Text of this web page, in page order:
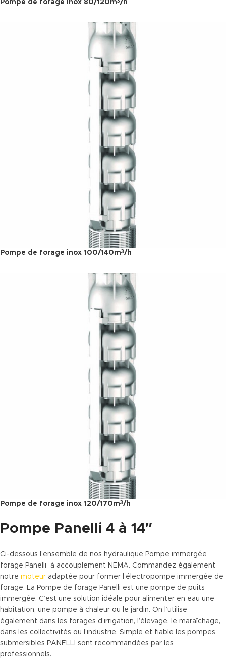
Pompe de forage inox 80/120m3/h
Pompe de forage inox 100/140m3/h
Pompe de forage inox 120/170m3/h
Pompe Panelli 4 à 14″
Ci-dessous l’ensemble de nos hydraulique Pompe immergée
forage Panelli à accouplement NEMA. Commandez également
notre moteur adaptée pour former l’électropompe immergée de
forage. La Pompe de forage Panelli est une pompe de puits
immergée. C’est une solution idéale pour alimenter en eau une
habitation, une pompe à chaleur ou le jardin. On l’utilise
également dans les forages d’irrigation, l’élevage, le maraîchage,
dans les collectivités ou l’industrie. Simple et fiable les pompes
submersibles PANELLI sont recommandées par les
professionnels.